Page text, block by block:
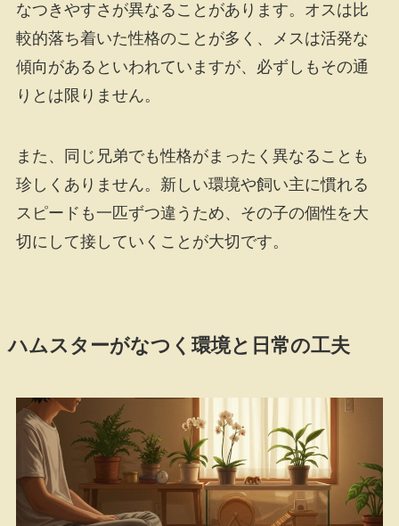
なつきやすさが異なることがあります。オスは比
較的落ち着いた性格のことが多く、メスは活発な
傾向があるといわれていますが、必ずしもその通
りとは限りません。
また、同じ兄弟でも性格がまったく異なることも
珍しくありません。新しい環境や飼い主に慣れる
スピードも一匹ずつ違うため、その子の個性を大
切にして接していくことが大切です。
ハムスターがなつく環境と日常の工夫